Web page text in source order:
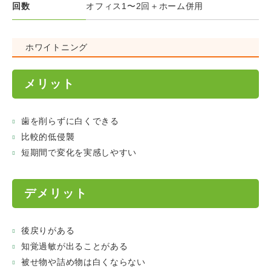
回数 オフィス1〜2回＋ホーム併用
ホワイトニング
メリット
歯を削らずに白くできる
比較的低侵襲
短期間で変化を実感しやすい
デメリット
後戻りがある
知覚過敏が出ることがある
被せ物や詰め物は白くならない